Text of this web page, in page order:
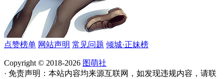
点赞榜单 网站声明 常见问题 倾城·正妹榜
Copyright © 2018-2026 图萌社
· 免责声明：本站内容均来源互联网，如发现违规内容，请联